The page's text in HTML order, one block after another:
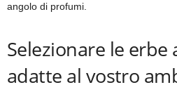
angolo di profumi.
Selezionare le
adatte al vostro